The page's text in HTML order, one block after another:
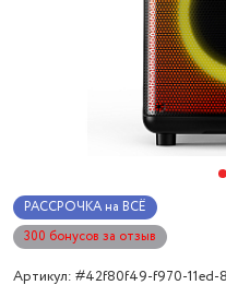
РАССРОЧКА на ВСЁ
300 бонусов за отзыв
Артикул: #42f80f49-f970-